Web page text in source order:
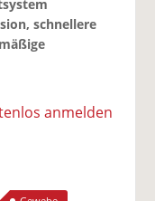
schnellere
anmelden